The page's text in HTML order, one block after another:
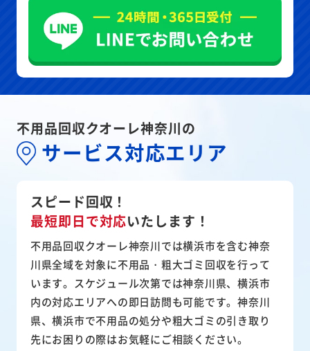
不用品回収クオーレ神奈川の
サービス対応エリア
スピード回収！
最短即日で対応いたします！
不用品回収クオーレ神奈川では横浜市を含む神奈
川県全域を対象に不用品・粗大ゴミ回収を行って
います。スケジュール次第では神奈川県、横浜市
内の対応エリアへの即日訪問も可能です。神奈川
県、横浜市で不用品の処分や粗大ゴミの引き取り
先にお困りの際はお気軽にご相談ください。